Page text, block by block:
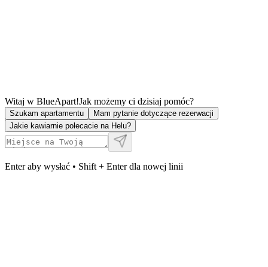
Witaj w BlueApart!Jak możemy ci dzisiaj pomóc?
Szukam apartamentu
Mam pytanie dotyczące rezerwacji
Jakie kawiarnie polecacie na Helu?
Enter aby wysłać • Shift + Enter dla nowej linii